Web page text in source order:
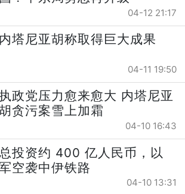
04-12 21:17
内塔尼亚胡称取得巨大成果
04-11 19:50
政党压力愈来愈大 内塔尼亚
贪污案雪上加霜
04-10 16:43
总投资约 400 亿人民币，以
空袭中伊铁路
04-10 13:31